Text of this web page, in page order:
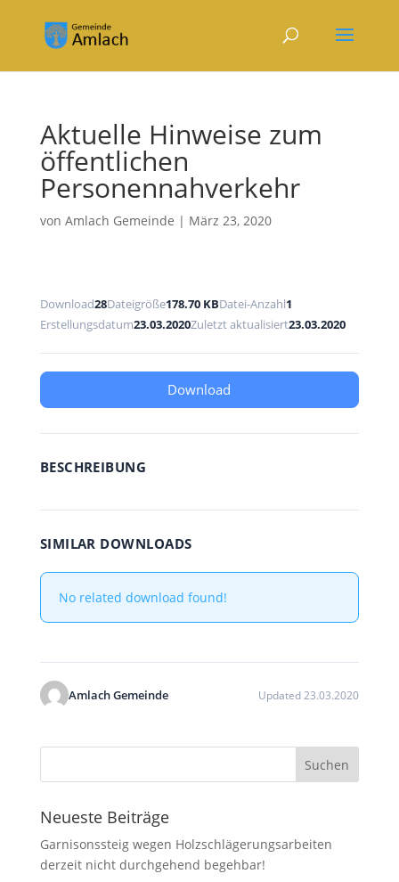
Aktuelle Hinweise zum
öffentlichen
Personennahverkehr
von Amlach Gemeinde | März 23, 2020
Download28Dateigröße178.70 KBDatei-Anzahl1
Erstellungsdatum23.03.2020Zuletzt aktualisiert23.03.2020
Download
BESCHREIBUNG
SIMILAR DOWNLOADS
No related download found!
Amlach Gemeinde Updated 23.03.2020
Neueste Beiträge
Garnisonssteig wegen Holzschlägerungsarbeiten
derzeit nicht durchgehend begehbar!